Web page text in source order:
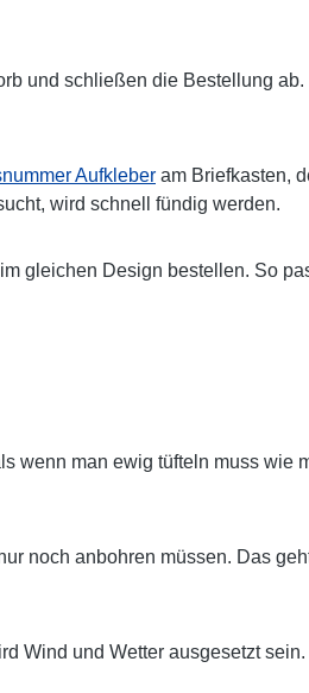
und schließen die Bestellung
Aufkleber am Briefkasten,
wird schnell fündig werden.
gleichen Design bestellen. So
wenn man ewig tüfteln muss wie
noch anbohren müssen. Das
Wind und Wetter ausgesetzt